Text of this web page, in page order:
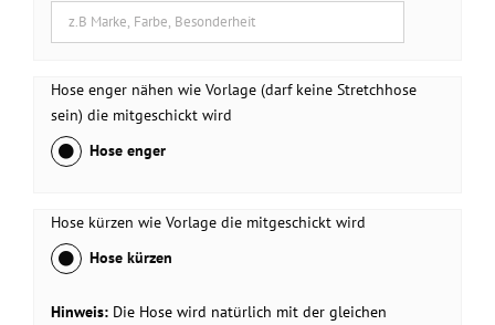
Hose enger nähen wie Vorlage (darf keine Stretchhose
sein) die mitgeschickt wird
Hose enger
Hose kürzen wie Vorlage die mitgeschickt wird
Hose kürzen
Hinweis: Die Hose wird natürlich mit der gleichen